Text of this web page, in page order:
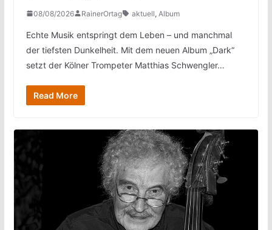
08/08/2026 RainerOrtag aktuell, Album
Echte Musik entspringt dem Leben – und manchmal
der tiefsten Dunkelheit. Mit dem neuen Album „Dark“
setzt der Kölner Trompeter Matthias Schwengler…
Read More